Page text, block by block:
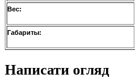
Вес:
Габариты:
Написати огляд